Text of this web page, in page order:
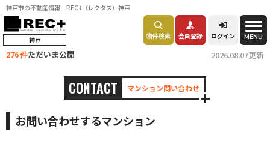
神戸市の不動産情報 REC+（レクタス）神戸
神戸 物件検索 会員登録 ログイン MENU
276 件ただいま公開 2026.08.07更新
CONTACT マンション問い合わせ
お問い合わせするマンション